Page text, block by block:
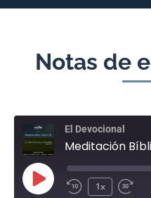
Notas de
El Devocional
Meditación
1x